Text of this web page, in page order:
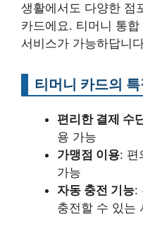
생활에서도 다양한 점
카드에요. 티머니 통
서비스가 가능하답니
티머니 카드의 특
편리한 결제 수
용 가능
가맹점 이용: 편
가능
자동 충전 기능:
충전할 수 있는